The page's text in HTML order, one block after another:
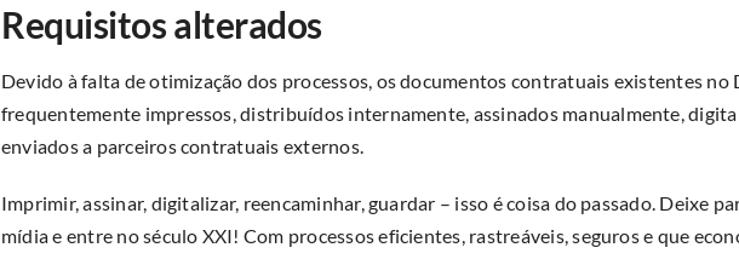
Requisitos alterados
Devido à falta de otimização dos processos, os documentos contratuais existentes no
frequentemente impressos, distribuídos internamente, assinados manualmente,
enviados a parceiros contratuais externos.
Imprimir, assinar, digitalizar, reencaminhar, guardar – isso é coisa do passado. Deixe
mídia e entre no século XXI! Com processos eficientes, rastreáveis, seguros e que